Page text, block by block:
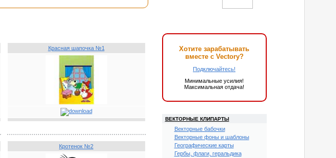
Красная шапочка №1
Кротенок №2
Хотите зарабатывать
вместе с Vectory?
Подключайтесь!
Минимальные усилия!
Максимальная отдача!
ВЕКТОРНЫЕ КЛИПАРТЫ
Векторные бабочки
Векторные фоны и шаблоны
Географические карты
Гербы, флаги, геральдика